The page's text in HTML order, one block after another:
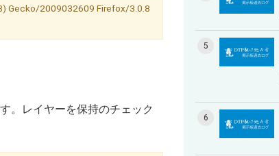
Gecko/2009032609 Firefox/3.0.8
。レイヤーを保持のチェック
5
6